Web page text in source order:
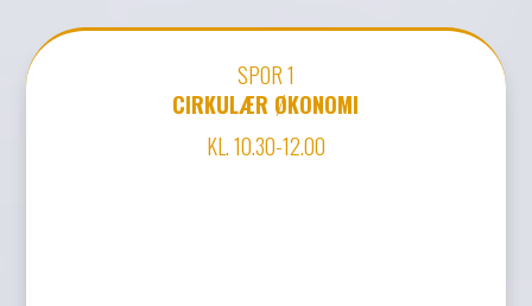
SPOR 1
CIRKULÆR ØKONOMI
KL. 10.30-12.00